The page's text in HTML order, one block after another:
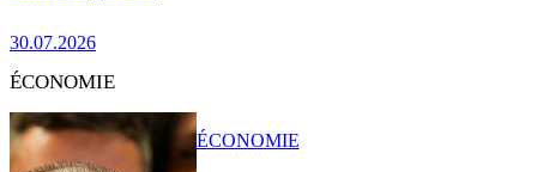
30.07.2026
ÉCONOMIE
ÉCONOMIE